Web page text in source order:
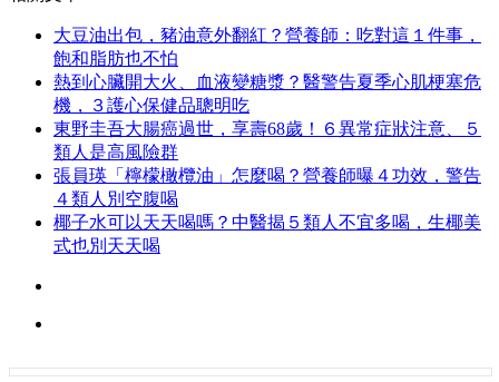
大豆油出包，豬油意外翻紅？營養師：吃對這１件事，
飽和脂肪也不怕
熱到心臟開大火、血液變糖漿？醫警告夏季心肌梗塞危
機，３護心保健品聰明吃
東野圭吾大腸癌過世，享壽68歲！６異常症狀注意、５
類人是高風險群
張員瑛「檸檬橄欖油」怎麼喝？營養師曝４功效，警告
４類人別空腹喝
椰子水可以天天喝嗎？中醫揭５類人不宜多喝，生椰美
式也別天天喝